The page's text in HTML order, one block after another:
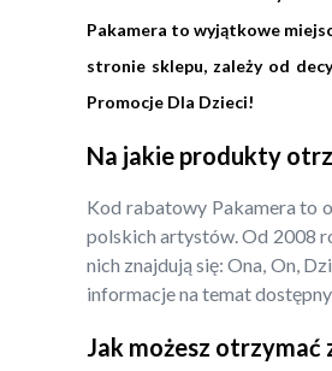
Pakamera to wyjątkowe
stronie sklepu, zależy od
Promocje Dla Dzieci!
Na jakie produkty
Kod rabatowy Pakamera to
polskich artystów. Od 2008
nich znajdują się: Ona, On,
informacje na temat
Jak możesz otrzymać